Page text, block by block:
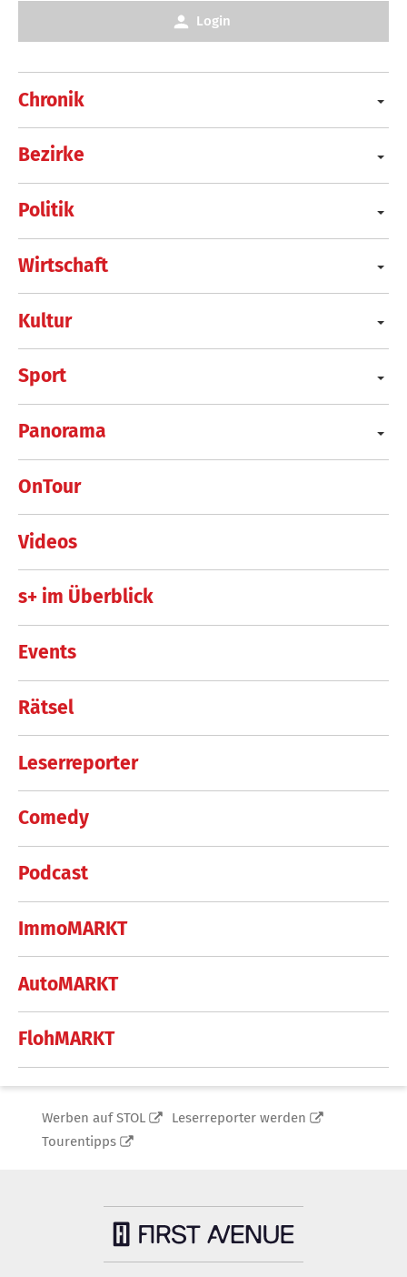
Chronik
Bezirke
Politik
Wirtschaft
Kultur
Sport
Panorama
OnTour
Videos
s+ im Überblick
Events
Rätsel
Leserreporter
Comedy
Podcast
ImmoMARKT
AutoMARKT
FlohMARKT
Login
Werben auf STOL
Leserreporter werden
Tourentipps